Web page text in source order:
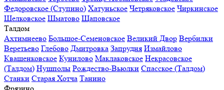
Федоровское (Ступино) Хатуньское Четряковское Чиркинское
Шелковское Шматово Щаповское
Талдом
Ахтимнеево Большое-Семеновское Великий Двор Вербилки
Веретьево Глебово Дмитровка Запрудня Измайлово
Квашенковское Кунилово Маклаковское Некрасовское
(Талдом) Нушполы Рождество-Вьюлки Спасское (Талдом)
Станки Старая Хотча Танино